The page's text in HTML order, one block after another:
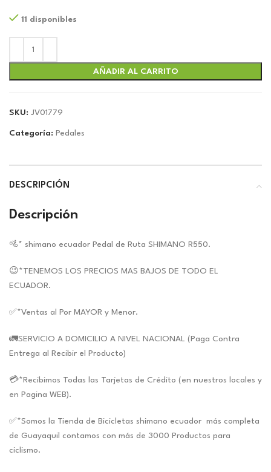
original
era:
actual
11 disponibles
AÑADIR AL CARRITO
SKU: JV01779
Categoría: Pedales
DESCRIPCIÓN
Descripción
🚵* shimano ecuador Pedal de Ruta SHIMANO R550.
😉*TENEMOS LOS PRECIOS MAS BAJOS DE TODO EL
ECUADOR.
✅*Ventas al Por MAYOR y Menor.
🚛SERVICIO A DOMICILIO A NIVEL NACIONAL (Paga Contra
Entrega al Recibir el Producto)
💳*Recibimos Todas las Tarjetas de Crédito (en nuestros locales y
en Pagina WEB).
✅*Somos la Tienda de Bicicletas shimano ecuador más completa
de Guayaquil contamos con más de 3000 Productos para
ciclismo.